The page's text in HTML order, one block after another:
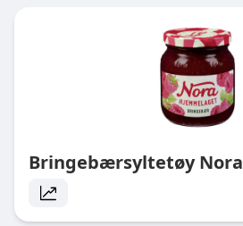
Bringebærsyltetøy Nora